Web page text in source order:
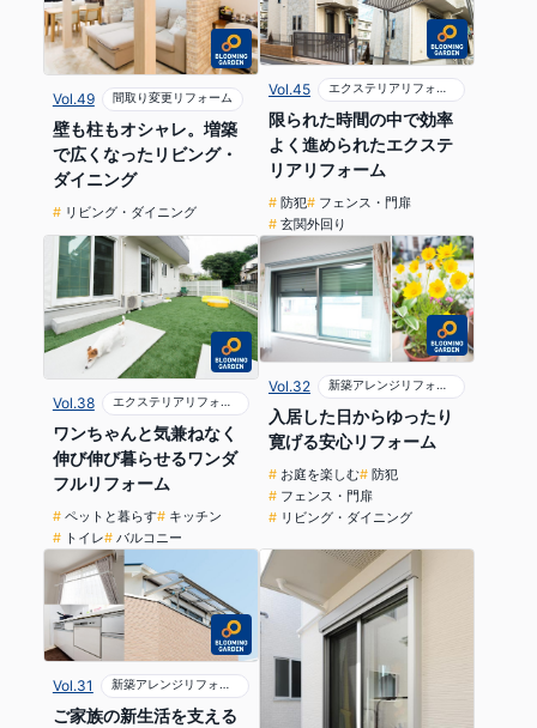
Vol.49 間取り変更リフォーム
壁も柱もオシャレ。増築
で広くなったリビング・
ダイニング
リビング・ダイニング
Vol.45 エクステリアリフォーム
限られた時間の中で効率
よく進められたエクステ
リアリフォーム
防犯
フェンス・門扉
玄関外回り
Vol.38 エクステリアリフォーム
ワンちゃんと気兼ねなく
伸び伸び暮らせるワンダ
フルリフォーム
ペットと暮らす
キッチン
トイレ
バルコニー
Vol.32 新築アレンジリフォーム
入居した日からゆったり
寛げる安心リフォーム
お庭を楽しむ
防犯
フェンス・門扉
リビング・ダイニング
Vol.31 新築アレンジリフォーム
ご家族の新生活を支える